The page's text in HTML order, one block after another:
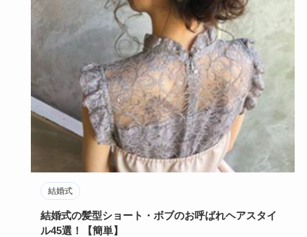
結婚式
結婚式の髪型ショート・ボブのお呼ばれヘアスタイ
ル45選！【簡単】